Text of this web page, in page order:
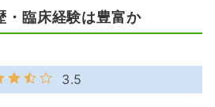
・臨床経験は豊富か
3.5